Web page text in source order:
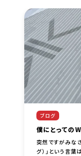
ブログ
僕にとっての
突然ですがみな
グ）」という言